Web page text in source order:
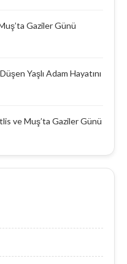
Gaziler Günü
Yaşlı Adam Hayatını
ve Muş’ta Gaziler Günü